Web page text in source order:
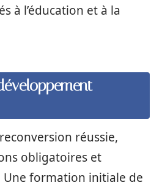
à l’éducation et à la
réussie,
obligatoires et
formation initiale de